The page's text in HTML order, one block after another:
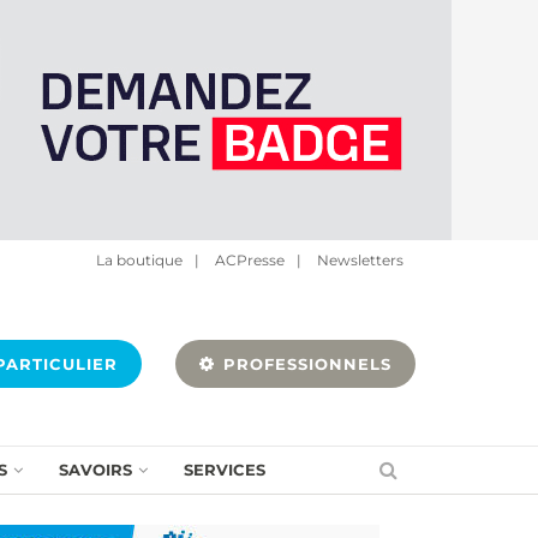
La boutique | ACPresse | Newsletters
PROFESSIONNELS
SAVOIRS SERVICES